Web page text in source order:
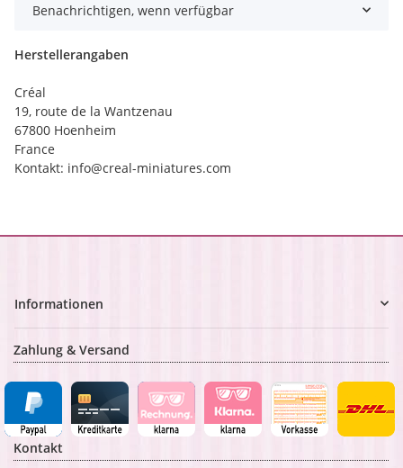
Benachrichtigen, wenn verfügbar
Herstellerangaben
Créal
19, route de la Wantzenau
67800 Hoenheim
France
Kontakt: info@creal-miniatures.com
Informationen
Zahlung & Versand
Kontakt